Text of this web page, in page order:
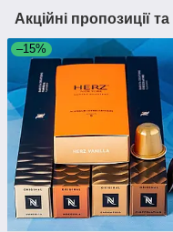
Акційні пропозиції
–15%